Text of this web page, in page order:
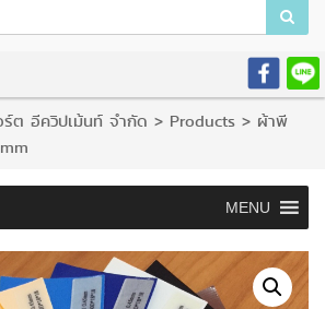
ต อีควิปเม้นท์ จำกัด > Products > ผ้าพี
MENU